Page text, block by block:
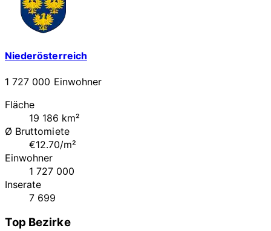
Niederösterreich
1 727 000 Einwohner
Fläche
19 186 km²
Ø Bruttomiete
€12.70/m²
Einwohner
1 727 000
Inserate
7 699
Top Bezirke